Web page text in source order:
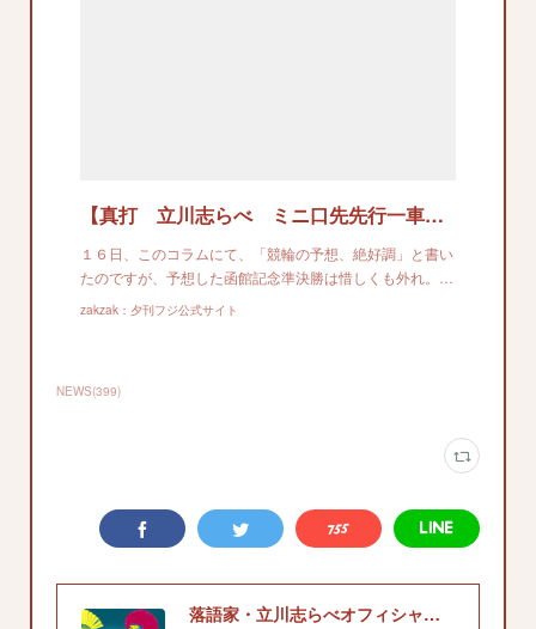
【真打 立川志らべ ミニ口先先行一車】的中の流れに乗って絶好調とおもったら、内田浩司さんも完璧な当たりあとは…
１６日、このコラムにて、「競輪の予想、絶好調」と書い
たのですが、予想した函館記念準決勝は惜しくも外れ。…
zakzak：夕刊フジ公式サイト
NEWS(399)
落語家・立川志らべオフィシャルサイト